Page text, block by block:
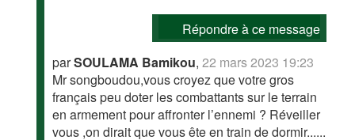
Répondre à ce message
parSOULAMA Bamikou,22 mars 2023 19:23
Mr songboudou,vous croyez que votre gros
français peu doter les combattants sur le terrain
en armement pour affronter l’ennemi ? Réveiller
vous ,on dirait que vous ête en train de dormir......